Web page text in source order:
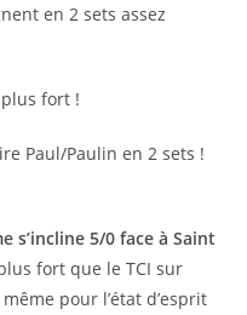
en 2 sets assez
fort !
Paul/Paulin en 2 sets !
s’incline 5/0 face à Saint
fort que le TCI sur
pour l’état d’esprit